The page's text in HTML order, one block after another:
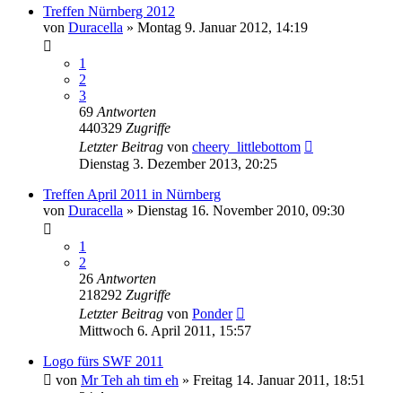
Treffen Nürnberg 2012
von Duracella » Montag 9. Januar 2012, 14:19
1
2
3
69 Antworten
440329 Zugriffe
Letzter Beitrag von cheery_littlebottom
Dienstag 3. Dezember 2013, 20:25
Treffen April 2011 in Nürnberg
von Duracella » Dienstag 16. November 2010, 09:30
1
2
26 Antworten
218292 Zugriffe
Letzter Beitrag von Ponder
Mittwoch 6. April 2011, 15:57
Logo fürs SWF 2011
von Mr Teh ah tim eh » Freitag 14. Januar 2011, 18:51